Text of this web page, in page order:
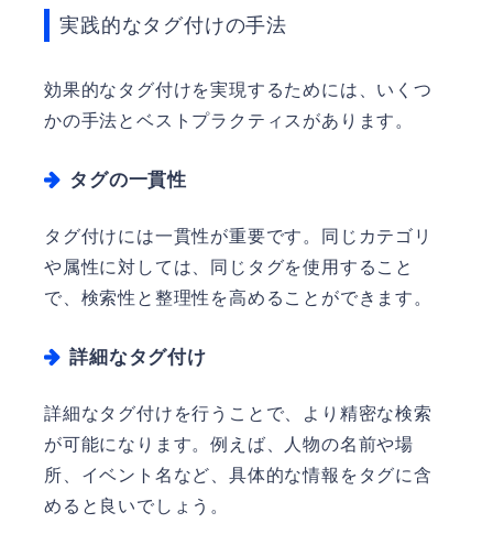
実践的なタグ付けの手法
効果的なタグ付けを実現するためには、いくつ
かの手法とベストプラクティスがあります。
タグの一貫性
タグ付けには一貫性が重要です。同じカテゴリ
や属性に対しては、同じタグを使用すること
で、検索性と整理性を高めることができます。
詳細なタグ付け
詳細なタグ付けを行うことで、より精密な検索
が可能になります。例えば、人物の名前や場
所、イベント名など、具体的な情報をタグに含
めると良いでしょう。